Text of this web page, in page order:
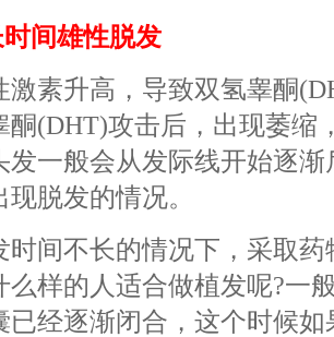
间雄性脱发
升高，导致双氢睾酮
酮(DHT)攻击后，出现萎缩
发一般会从发际线开始逐
脱发的情况。
不长的情况下，采取药
么样的人适合做植发呢?一
已经逐渐闭合，这个时候